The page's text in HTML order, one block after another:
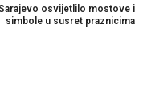
osvijetlilo mostove i
simbole u susret praznicima